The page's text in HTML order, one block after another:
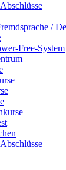
/
Free-System